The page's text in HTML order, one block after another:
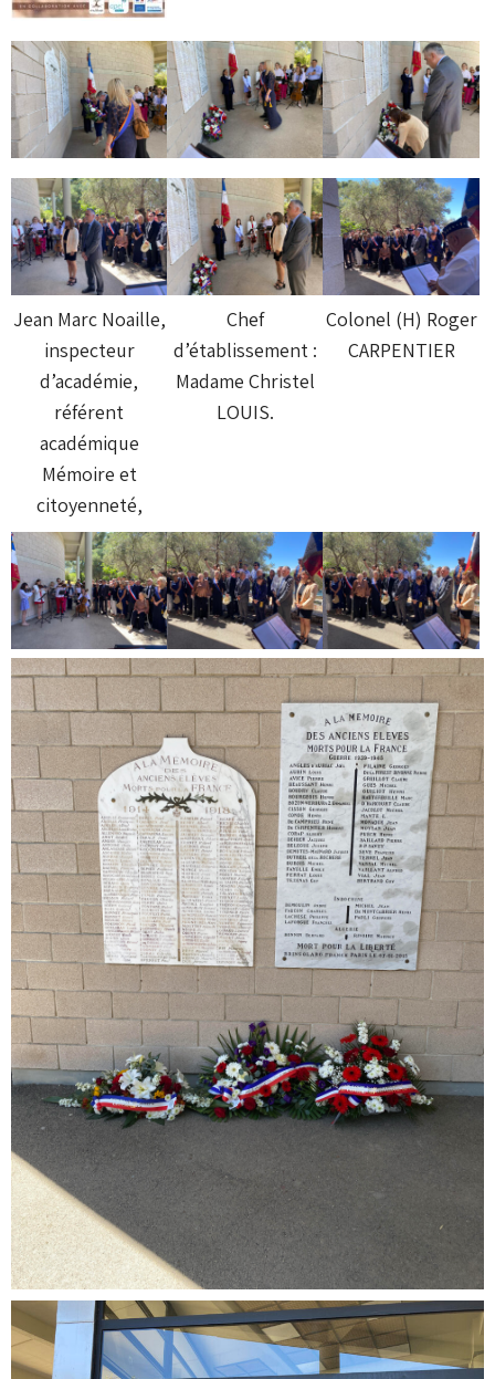
Jean Marc Noaille,
inspecteur
d’académie,
référent
académique
Mémoire et
citoyenneté,
Chef
d’établissement :
Madame Christel
LOUIS.
Colonel (H) Roger
CARPENTIER